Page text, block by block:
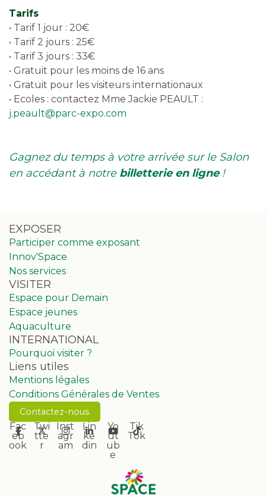
Tarifs
• Tarif 1 jour : 20€
• Tarif 2 jours : 25€
• Tarif 3 jours : 33€
• Gratuit pour les moins de 16 ans
• Gratuit pour les visiteurs internationaux
• Ecoles : contactez Mme Jackie PEAULT :
j.peault@parc-expo.com
Gagnez du temps à votre arrivée sur le Salon
en accédant à notre billetterie en ligne!
EXPOSER
Participer comme exposant
Innov'Space
Nos services
VISITER
Espace pour Demain
Espace jeunes
Aquaculture
INTERNATIONAL
Pourquoi visiter ?
Liens utiles
Mentions légales
Conditions Générales de Ventes
Contactez-nous
Fac
eb
ook
Twi
tte
r
Inst
agr
am
Lin
ke
din
Yo
ut
ub
e
Tik
Tok